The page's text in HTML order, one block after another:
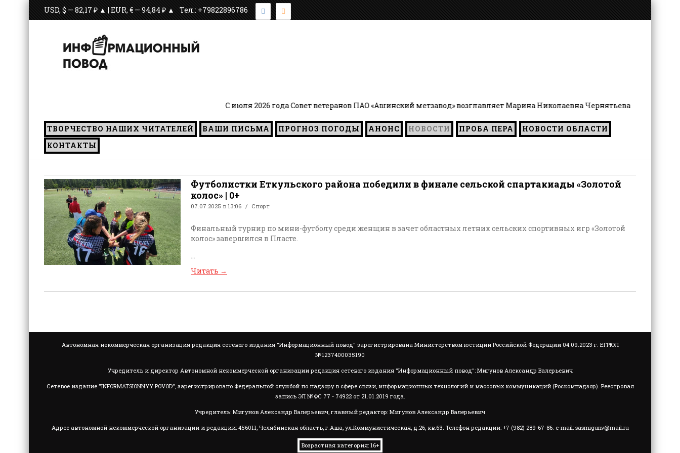
USD, $ — 82,17 ₽ ▲ | EUR, € — 94,84 ₽ ▲ Тел.: +79822896786
С июля 2026 года Совет ветеранов ПАО «Ашинский метзавод» возглавляет Марина Николаевна Чернятьева
ТВОРЧЕСТВО НАШИХ ЧИТАТЕЛЕЙ ВАШИ ПИСЬМА ПРОГНОЗ ПОГОДЫ АНОНС НОВОСТИ ПРОБА ПЕРА
НОВОСТИ ОБЛАСТИ
КОНТАКТЫ
Футболистки Еткульского района победили в финале сельской спартакиады «Золотой
колос» | 0+
07.07.2025 в 13:06 Спорт
Финальный турнир по мини-футболу среди женщин в зачет областных летних сельских спортивных игр «Золотой
колос» завершился в Пласте.
...
Читать →
Автономная некоммерческая организация редакция сетевого издания "Информационный повод" зарегистрирована Министерством юстиции Российской Федерации 04.09.2023 г. ЕГРЮЛ
№1237400035190
Учредитель и директор Автономной некоммерческой организации редакция сетевого издания "Информационный повод": Мигунов Александр Валерьевич
Сетевое издание "INFORMATSIONNYY POVOD", зарегистрировано Федеральной службой по надзору в сфере связи, информационных технологий и массовых коммуникаций (Роскомнадзор). Реестровая
запись ЭЛ №ФС 77 - 74922 от 21.01.2019 года.
Учредитель: Мигунов Александр Валерьевич, главный редактор: Мигунов Александр Валерьевич
Адрес автономной некоммерческой организации и редакции: 456011, Челябинская область, г.Аша, ул.Коммунистическая, д.26, кв.63. Телефон редакции: +7 (982) 289-67-86. e-mail: sasmigunv@mail.ru
Возрастная категория: 16+